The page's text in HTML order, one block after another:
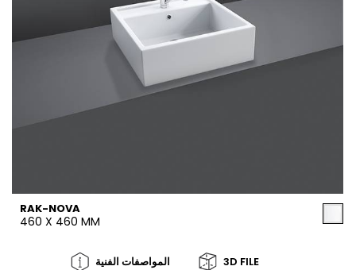
RAK-NOVA
460 X 460 MM
المواصفات الفنية
3D FILE